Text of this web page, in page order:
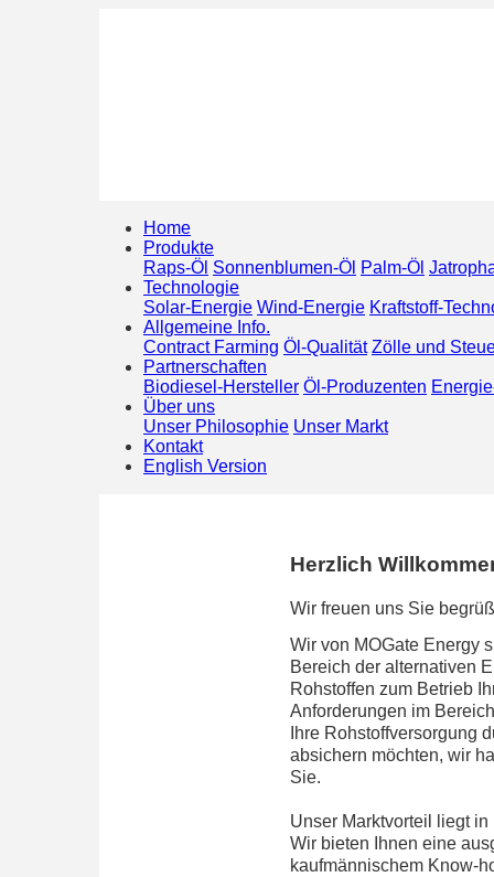
Home
Produkte
Raps-Öl Sonnenblumen-Öl Palm-Öl
Technologie
Solar-Energie Wind-Energie Kraftstoff-
Allgemeine Info.
Contract Farming Öl-Qualität Zölle und
Partnerschaften
Biodiesel-Hersteller Öl-Produzenten
Über uns
Unser Philosophie Unser Markt
Kontakt
English Version
Herzlich
Wir freuen uns Sie
Wir von MOGate Energy
Bereich der alternativen
Rohstoffen zum Betrieb
Anforderungen im
Ihre Rohstoffversorgung
absichern möchten, wir
Sie.
Unser Marktvorteil liegt in
Wir bieten Ihnen eine
kaufmännischem Know-